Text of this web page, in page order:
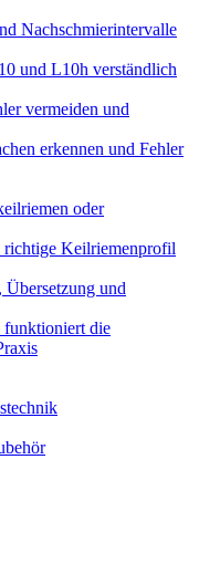
Nachschmierintervalle
und L10h verständlich
vermeiden und
erkennen und Fehler
oder
richtige Keilriemenprofil
Übersetzung und
funktioniert die